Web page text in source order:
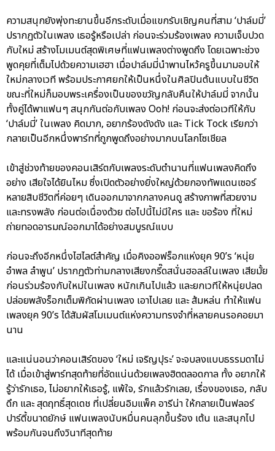
ความสนุกยังพุ่งทะยานขึ้นอีกระดับเมื่อแขกรับเชิญคนที่สาม ‘ปาล์มมี่’
ปรากฏตัวในเพลง เธอรู้หรือเปล่า ก่อนจะร่วมร้องเพลง ความเจ็บปวด
กับใหม่ สร้างโมเมนต์สุดพิเศษที่แฟนเพลงต่างพูดถึง โดยเฉพาะช่วง
พูดคุยที่เต็มไปด้วยความเฮฮา เมื่อปาล์มมี่นำพานไหว้ครูขึ้นมามอบให้
ใหม่กลางเวที พร้อมประกาศยกให้เป็นหนึ่งในศิลปินต้นแบบในชีวิต
ขณะที่ใหม่ก็มอบพระเครื่องเป็นของขวัญกลับคืนให้ปาล์มมี่ จากนั้น
ทั้งคู่ได้พาแฟนๆ สนุกกันต่อกับเพลง Ooh! ก่อนจะส่งต่อเวทีให้กับ
‘ปาล์มมี่’ ในเพลง คิดมาก, อยากร้องดังดัง และ Tick Tock เรียกว่า
กลายเป็นอีกหนึ่งพาร์ทที่ถูกพูดถึงอย่างมากบนโลกโซเชียล
เข้าสู่ช่วงท้ายของคอนเสิร์ตกับเพลงระดับตำนานที่แฟนเพลงคิดถึง
อย่าง เสียใจได้ยินไหม ซึ่งเปิดตัวอย่างยิ่งใหญ่ด้วยกองทัพแดนเซอร์
หลายสิบชีวิตที่ค่อยๆ เดินออกมาจากกลางคนดู สร้างภาพที่สวยงาม
และทรงพลัง ก่อนต่อเนื่องด้วย ต่อไปนี้ไม่มีใคร และ ขอร้อง ที่ใหม่
ถ่ายทอดอารมณ์ออกมาได้อย่างสมบูรณ์แบบ
ก่อนจะถึงอีกหนึ่งไฮไลต์สำคัญ เมื่อคิงออฟร็อกแห่งยุค 90’s ‘หนุ่ย
อำพล ลำพูน’ ปรากฏตัวท่ามกลางเสียงกรี๊ดสนั่นฮอลล์ในเพลง เสียมั้ย
ก่อนร่วมร้องกับใหม่ในเพลง หนักเกินไปแล้ว และยกเวทีให้หนุ่ยปลด
ปล่อยพลังร็อกเต็มพิกัดผ่านเพลง เอาไปเลย และ ส้มหล่น ทำให้แฟน
เพลงยุค 90’s ได้สัมผัสโมเมนต์แห่งความทรงจำที่หลายคนรอคอยมา
นาน
และแน่นอนว่าคอนเสิร์ตของ ‘ใหม่ เจริญปุระ’ จะจบลงแบบธรรมดาไม่
ได้ เมื่อเข้าสู่พาร์ทสุดท้ายที่อัดแน่นด้วยเพลงฮิตตลอดกาล ทั้ง อยากให้
รู้ว่ารักเธอ, ไม่อยากให้เธอรู้, แพ้ใจ, รักแล้วรักเลย, เรื่องของเธอ, กลับ
ดึก และ สุดฤทธิ์สุดเดช ที่เปลี่ยนอิมแพ็ค อารีน่า ให้กลายเป็นฟลอร์
ปาร์ตี้ขนาดยักษ์ แฟนเพลงนับหมื่นคนลุกขึ้นร้อง เต้น และสนุกไป
พร้อมกันจนถึงวินาทีสุดท้าย